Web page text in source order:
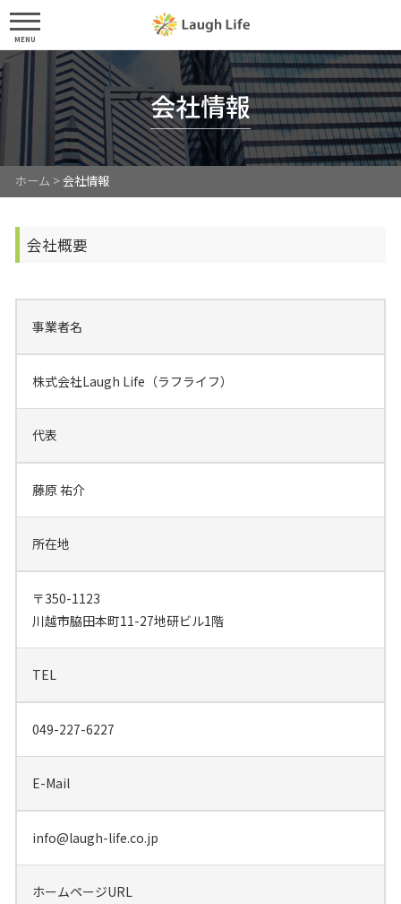
MENU
会社情報
ホーム >会社情報
会社概要
事業者名
株式会社Laugh Life（ラフライフ）
代表
藤原 祐介
所在地
〒350-1123
川越市脇田本町11-27地研ビル1階
TEL
049-227-6227
E-Mail
info@laugh-life.co.jp
ホームページURL